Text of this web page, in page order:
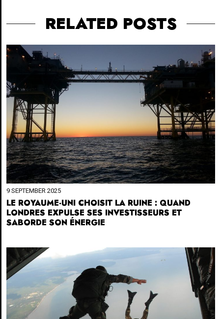
RELATED POSTS
9 SEPTEMBER 2025
LE ROYAUME-UNI CHOISIT LA RUINE : QUAND
LONDRES EXPULSE SES INVESTISSEURS ET
SABORDE SON ÉNERGIE